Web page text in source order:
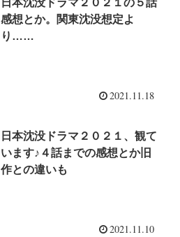
日本沈没ドラマ２０２１の５話
感想とか。関東沈没想定よ
り……
2021.11.18
日本沈没ドラマ２０２１、観て
います♪４話までの感想とか旧
作との違いも
2021.11.10